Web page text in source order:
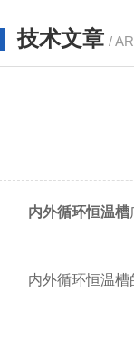
技术文章 /
内外循环恒温槽
内外循环恒温槽